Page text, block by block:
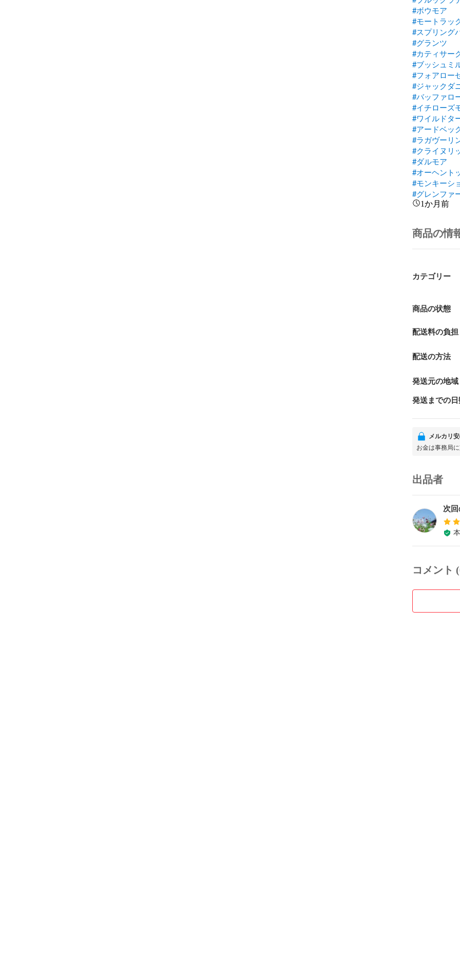
#ボウモア
#モートラッ
#スプリング
#グランツ
#カティサー
#ブッシュミ
#フォアロー
#ジャックダ
#バッファロ
#イチローズ
#ワイルドタ
#アードベッ
#ラガヴーリ
#クライヌリ
#ダルモア
#オーヘント
#モンキーシ
#グレンファ
1か月前
商品の情
カテゴリー
商品の状態
配送料の負担
配送の方法
発送元の地域
発送までの日
メルカリ
お金は事務局
出品者
次回
コメント